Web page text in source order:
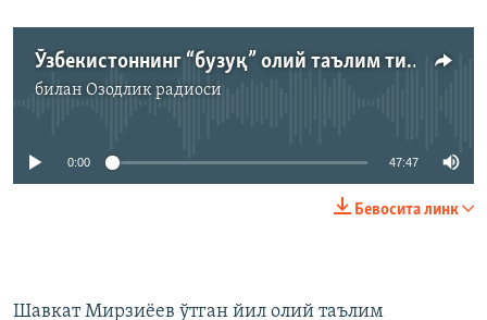
Ўзбекистоннинг “бузуқ” олий таълим тизимини президент тузата оладими?
билан Озодлик радиоси
Айни дамда медиа-манба мавжуд эмас
0:00 47:47
Бевосита линк
Шавкат Мирзиёев ўтган йил олий таълим